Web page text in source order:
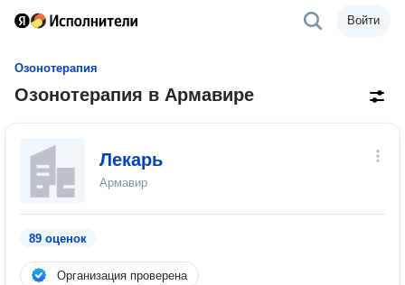
Войти
Озонотерапия
Озонотерапия в Армавире
Лекарь
Армавир
89 оценок
Организация проверена